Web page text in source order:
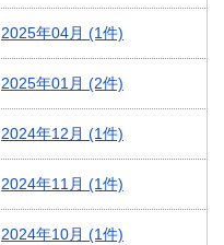
2025年04月 (1件)
2025年01月 (2件)
2024年12月 (1件)
2024年11月 (1件)
2024年10月 (1件)